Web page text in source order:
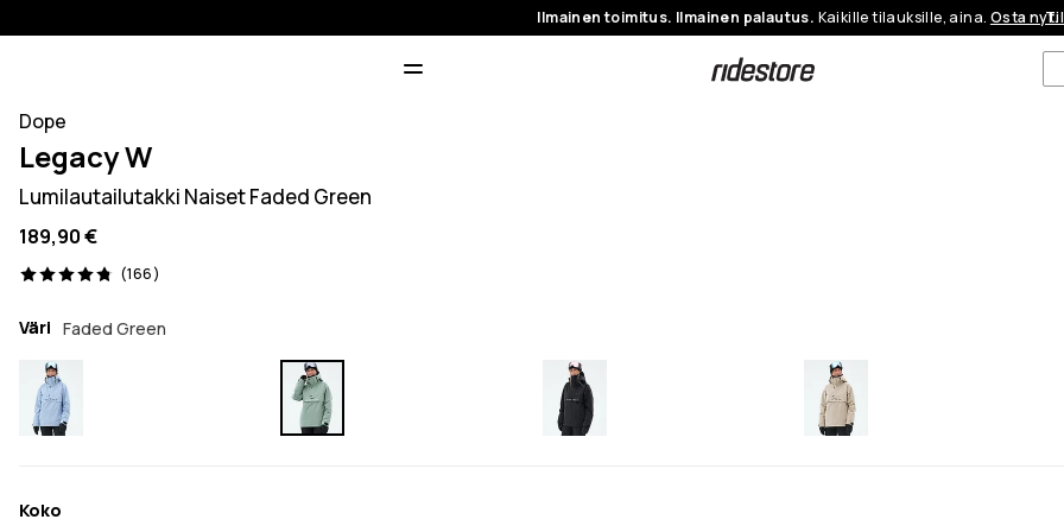
Ilmainen toimitus. Ilmainen palautus. Kaikille tilauksille, aina. Osta nyt.
Dope
Legacy W
Lumilautailutakki Naiset Faded Green
189,90 €
(166)
166 arvostelut, 4.8/5
Väri Faded Green
Koko